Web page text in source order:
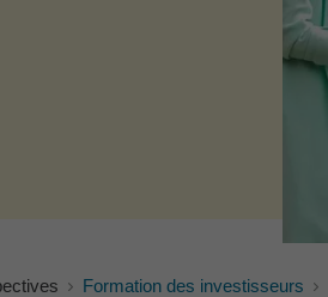
Formation des investisseurs